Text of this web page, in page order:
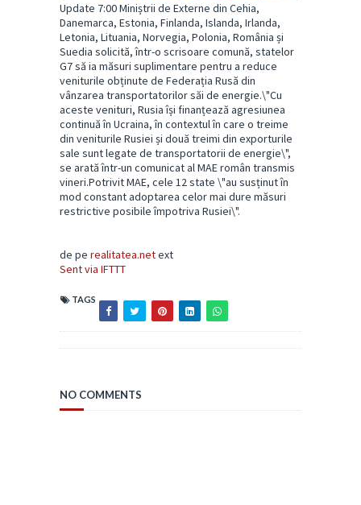
Update 7:00 Miniștrii de Externe din Cehia,
Danemarca, Estonia, Finlanda, Islanda, Irlanda,
Letonia, Lituania, Norvegia, Polonia, România și
Suedia solicită, într-o scrisoare comună, statelor
G7 să ia măsuri suplimentare pentru a reduce
veniturile obținute de Federația Rusă din
vânzarea transportatorilor săi de energie.\"Cu
aceste venituri, Rusia își finanțează agresiunea
continuă în Ucraina, în contextul în care o treime
din veniturile Rusiei și două treimi din exporturile
sale sunt legate de transportatorii de energie\",
se arată într-un comunicat al MAE român transmis
vineri.Potrivit MAE, cele 12 state \"au susținut în
mod constant adoptarea celor mai dure măsuri
restrictive posibile împotriva Rusiei\".
de pe realitatea.netext
Sent via IFTTT
TAGS
NO COMMENTS